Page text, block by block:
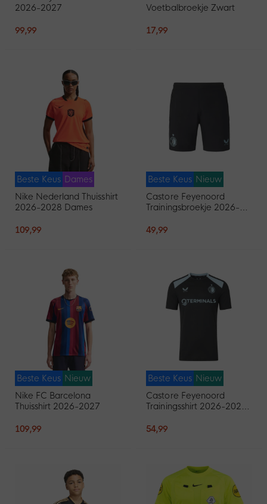
2026-2027
99,99
Voetbalbroekje Zwart
17,99
Beste Keus Dames
Nike Nederland Thuisshirt
2026-2028 Dames
109,99
Beste Keus Nieuw
Castore Feyenoord
Trainingsbroekje 2026-
49,99
Beste Keus Nieuw
Nike FC Barcelona
Thuisshirt 2026-2027
109,99
Beste Keus Nieuw
Castore Feyenoord
Trainingsshirt 2026-2027
54,99